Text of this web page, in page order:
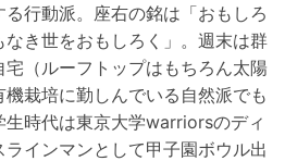
る行動派。座右の銘は「おもしろ
なき世をおもしろく」。週末は群
宅（ルーフトップはもちろん太陽
機栽培に勤しんでいる自然派でも
生時代は東京大学warriorsのディ
ラインマンとして甲子園ボウル出